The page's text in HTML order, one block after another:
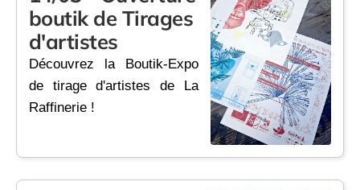
boutik de Tirages
d'artistes
Découvrez la Boutik-Expo
de tirage d'artistes de La
Raffinerie !